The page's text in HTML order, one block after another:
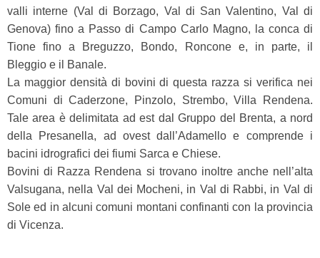
valli interne (Val di Borzago, Val di San Valentino, Val di
Genova) fino a Passo di Campo Carlo Magno, la conca di
Tione fino a Breguzzo, Bondo, Roncone e, in parte, il
Bleggio e il Banale.
La maggior densità di bovini di questa razza si verifica nei
Comuni di Caderzone, Pinzolo, Strembo, Villa Rendena.
Tale area è delimitata ad est dal Gruppo del Brenta, a nord
della Presanella, ad ovest dall’Adamello e comprende i
bacini idrografici dei fiumi Sarca e Chiese.
Bovini di Razza Rendena si trovano inoltre anche nell’alta
Valsugana, nella Val dei Mocheni, in Val di Rabbi, in Val di
Sole ed in alcuni comuni montani confinanti con la provincia
di Vicenza.